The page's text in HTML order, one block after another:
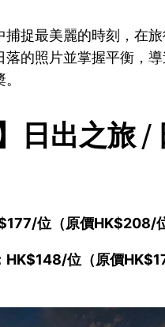
捕捉最美麗的時刻，在
落的照片並掌握平衡，
日出之旅 /
位（原價HK$208/
HK$148/位（原價